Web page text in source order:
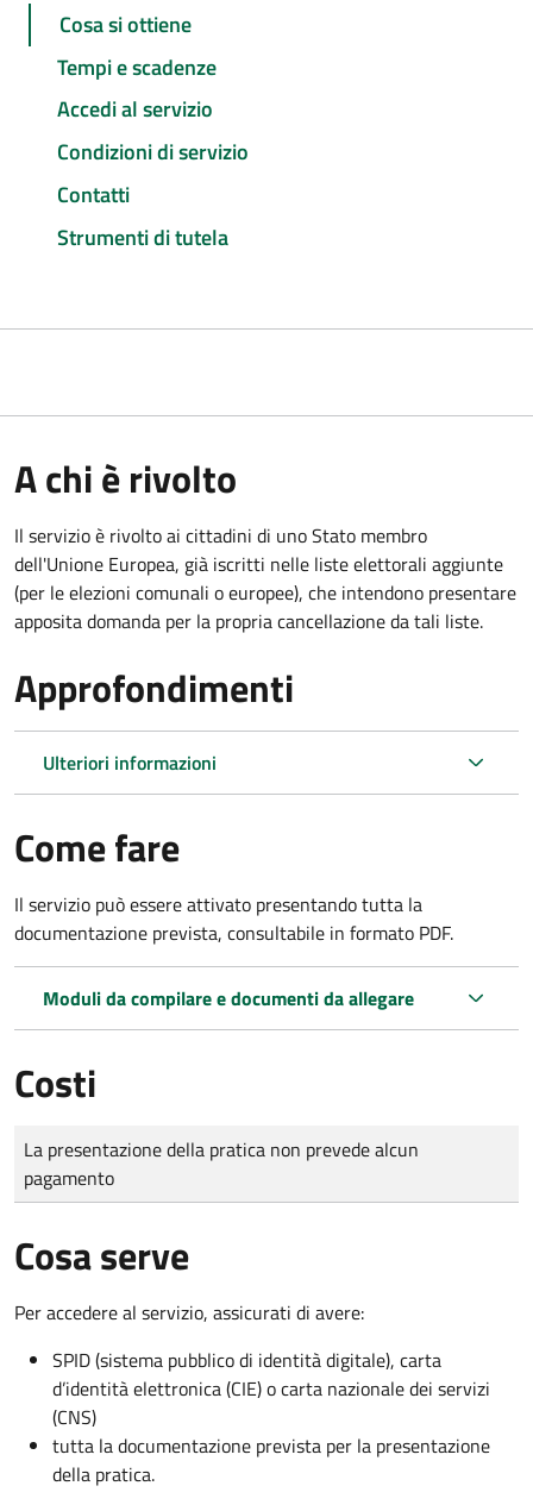
Cosa si ottiene
Tempi e scadenze
Accedi al servizio
Condizioni di servizio
Contatti
Strumenti di tutela
A chi è rivolto
Il servizio è rivolto ai cittadini di uno Stato membro
dell'Unione Europea, già iscritti nelle liste elettorali aggiunte
(per le elezioni comunali o europee), che intendono presentare
apposita domanda per la propria cancellazione da tali liste.
Approfondimenti
Ulteriori informazioni
Come fare
Il servizio può essere attivato presentando tutta la
documentazione prevista, consultabile in formato PDF.
Moduli da compilare e documenti da allegare
Costi
Tipo di pagamento
Importo
La presentazione della pratica non prevede alcun
pagamento
Cosa serve
Per accedere al servizio, assicurati di avere:
SPID (sistema pubblico di identità digitale), carta
d’identità elettronica (CIE) o carta nazionale dei servizi
(CNS)
tutta la documentazione prevista per la presentazione
della pratica.